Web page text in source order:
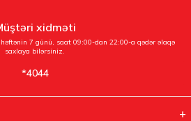
xidməti
7 günü, saat 09:00-dan 22:00-a qədər əlaqə
saxlaya bilərsiniz.
*4044